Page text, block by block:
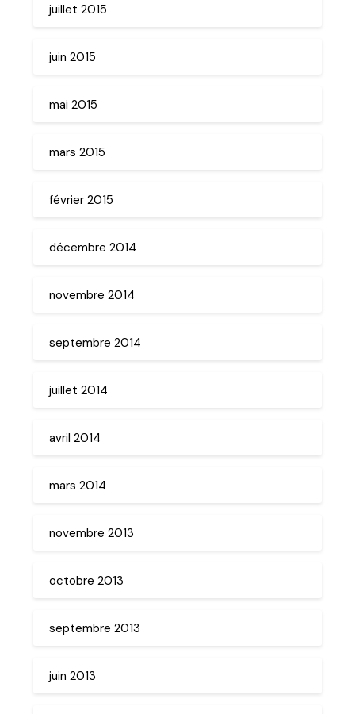
juillet 2015
juin 2015
mai 2015
mars 2015
février 2015
décembre 2014
novembre 2014
septembre 2014
juillet 2014
avril 2014
mars 2014
novembre 2013
octobre 2013
septembre 2013
juin 2013